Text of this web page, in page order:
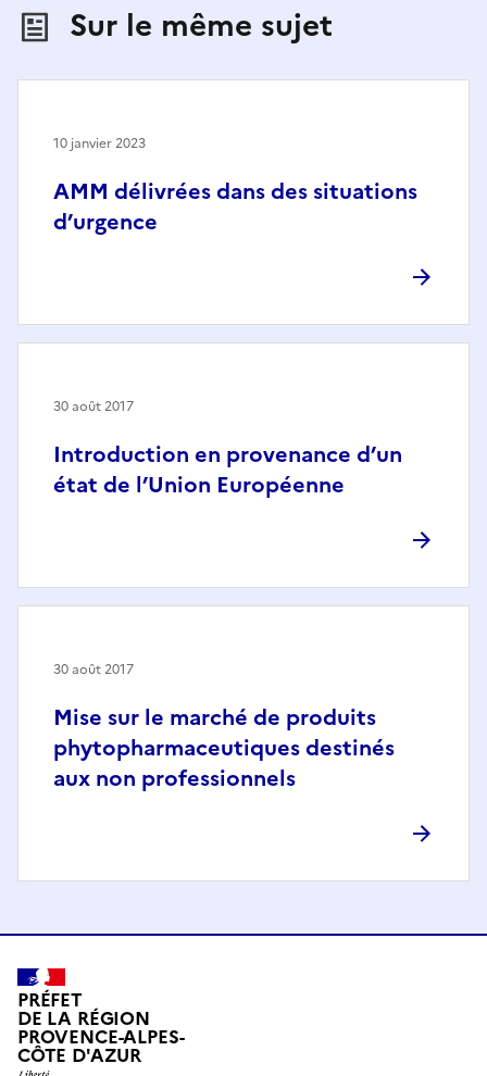
Sur le même sujet
AMM délivrées dans des situations
d’urgence
10 janvier 2023
Introduction en provenance d’un
état de l’Union Européenne
30 août 2017
Mise sur le marché de produits
phytopharmaceutiques destinés
aux non professionnels
30 août 2017
PRÉFET
DE LA RÉGION
PROVENCE-ALPES-
CÔTE D'AZUR